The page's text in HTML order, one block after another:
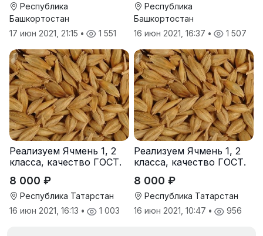
Республика
Башкортостан
17 июн 2021, 21:15 • 1 551
Республика
Башкортостан
16 июн 2021, 16:37 • 1 507
Реализуем Ячмень 1, 2
класса, качество ГОСТ.
8 000 ₽
Республика Татарстан
16 июн 2021, 16:13 • 1 003
Реализуем Ячмень 1, 2
класса, качество ГОСТ.
8 000 ₽
Республика Татарстан
16 июн 2021, 10:47 • 956